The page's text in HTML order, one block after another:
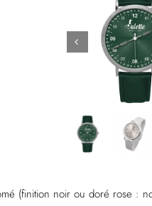
(finition noir ou doré rose :